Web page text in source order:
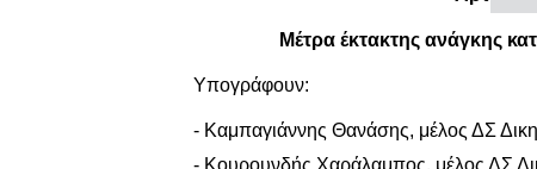
Μέτρα έκτακτης ανάγκης
Υπογράφουν:
- Καμπαγιάννης Θανάσης, μέλος ΔΣ